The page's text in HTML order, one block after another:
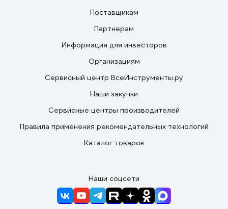
Поставщикам
Партнерам
Информация для инвесторов
Организациям
Сервисный центр ВсеИнструменты.ру
Наши закупки
Сервисные центры производителей
Правила применения рекомендательных технологий
Каталог товаров
Наши соцсети